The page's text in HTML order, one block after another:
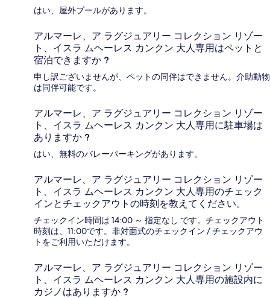
はい、屋外プールがあります。
アルマーレ、ア ラグジュアリー コレクション リゾー
ト、イスラ ムヘーレス カンクン 大人専用はペットと
宿泊できますか ?
申し訳ございませんが、ペットの同伴はできません。介助動物
は同伴可能です。
アルマーレ、ア ラグジュアリー コレクション リゾー
ト、イスラ ムヘーレス カンクン 大人専用に駐車場は
ありますか ?
はい、無料のバレーパーキングがあります。
アルマーレ、ア ラグジュアリー コレクション リゾー
ト、イスラ ムヘーレス カンクン 大人専用のチェック
インとチェックアウトの時刻を教えてください。
チェックイン時間は 14:00 ～ 指定なし です。チェックアウト
時刻は、11:00です。非対面式のチェックイン / チェックアウ
トをご利用いただけます。
アルマーレ、ア ラグジュアリー コレクション リゾー
ト、イスラ ムヘーレス カンクン 大人専用の施設内に
カジノはありますか ?